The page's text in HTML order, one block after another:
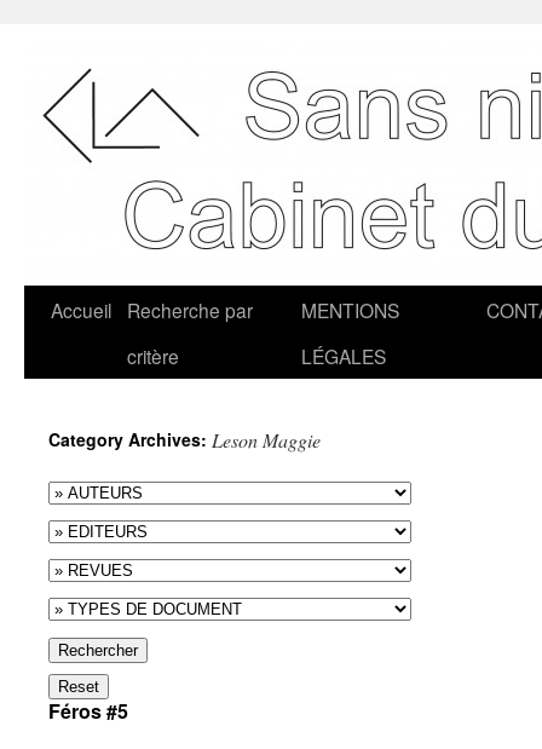
Accueil
Recherche par
critère
MENTIONS
LÉGALES
Category Archives: Leson Maggie
Rechercher
Reset
Féros #5